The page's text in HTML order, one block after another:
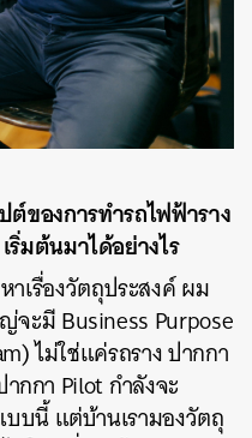
ของการทำรถไฟฟ้าราง
ริ่มต้นมาได้อย่างไร
เรื่องวัตถุประสงค์ ผม
ะมี Business Purpose
ไม่ใช่แค่รถราง ปากกา
กกา Pilot กำลังจะ
บนี้ แต่บ้านเรามองวัตถุ